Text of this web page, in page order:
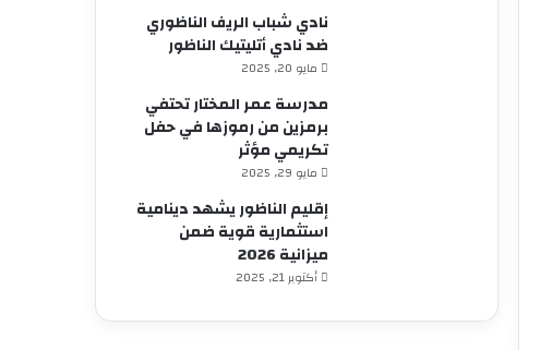
نادي شباب الريف الناظوري
ضد نادي أتليتيك الناظور
مايو 20, 2025
مدرسة عمر المختار تحتفي
برمزين من رموزها في حفل
تكريمي مؤثر
مايو 29, 2025
إقليم الناظور يشهد دينامية
استثمارية قوية ضمن
ميزانية 2026
أكتوبر 21, 2025